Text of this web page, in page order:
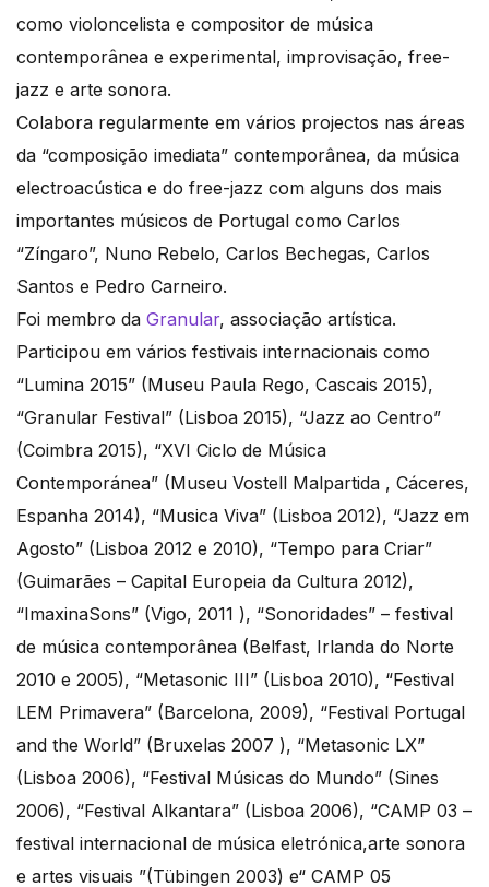
como violoncelista e compositor de música
contemporânea e experimental, improvisação, free-
jazz e arte sonora.
Colabora regularmente em vários projectos nas áreas
da “composição imediata” contemporânea, da música
electroacústica e do free-jazz com alguns dos mais
importantes músicos de Portugal como Carlos
“Zíngaro”, Nuno Rebelo, Carlos Bechegas, Carlos
Santos e Pedro Carneiro.
Foi membro da Granular, associação artística.
Participou em vários festivais internacionais como
“Lumina 2015” (Museu Paula Rego, Cascais 2015),
“Granular Festival” (Lisboa 2015), “Jazz ao Centro”
(Coimbra 2015), “XVI Ciclo de Música
Contemporánea” (Museu Vostell Malpartida , Cáceres,
Espanha 2014), “Musica Viva” (Lisboa 2012), “Jazz em
Agosto” (Lisboa 2012 e 2010), “Tempo para Criar”
(Guimarães – Capital Europeia da Cultura 2012),
“ImaxinaSons” (Vigo, 2011 ), “Sonoridades” – festival
de música contemporânea (Belfast, Irlanda do Norte
2010 e 2005), “Metasonic III” (Lisboa 2010), “Festival
LEM Primavera” (Barcelona, ​​2009), “Festival Portugal
and the World” (Bruxelas 2007 ), “Metasonic LX”
(Lisboa 2006), “Festival Músicas do Mundo” (Sines
2006), “Festival Alkantara” (Lisboa 2006), “CAMP 03 –
festival internacional de música eletrónica,arte sonora
e artes visuais ”(Tübingen 2003) e“ CAMP 05